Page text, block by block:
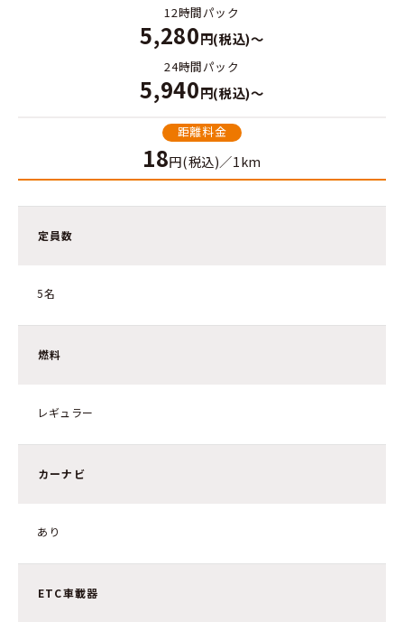
12時間パック
5,280円(税込)～
24時間パック
5,940円(税込)～
距離料金
18円(税込)／1km
定員数
5名
燃料
レギュラー
カーナビ
あり
ETC車載器